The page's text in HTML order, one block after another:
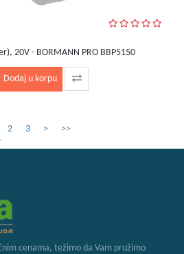
20V - BORMANN PRO BBP5150
Dodaj u korpu
2 3 > >>
cenama, težimo da Vam pružimo